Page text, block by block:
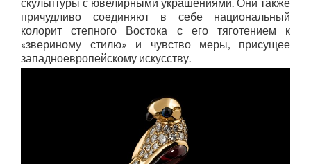
причудливо соединяют в себе национальный
колорит степного Востока с его тяготением к
«звериному стилю» и чувство меры, присущее
западноевропейскому искусству.